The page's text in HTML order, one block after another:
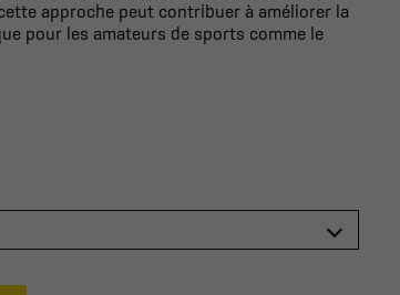
approche peut contribuer à améliorer la
pour les amateurs de sports comme le